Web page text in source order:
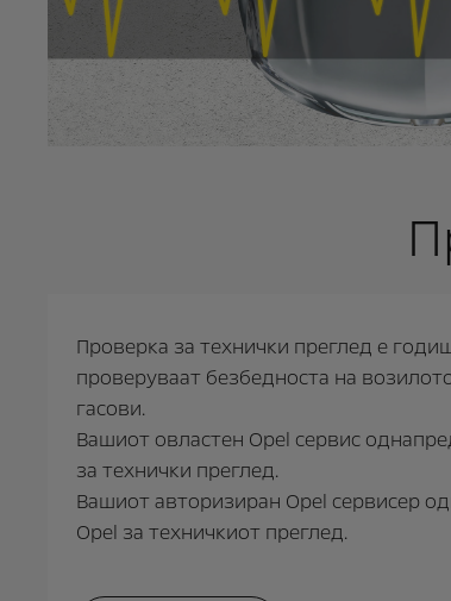
Проверка за технички преглед е
проверуваат безбедноста на
гасови.
Вашиот овластен Opel сервис
за технички преглед.
Вашиот авторизиран Opel сервисер
Opel за техничкиот преглед.